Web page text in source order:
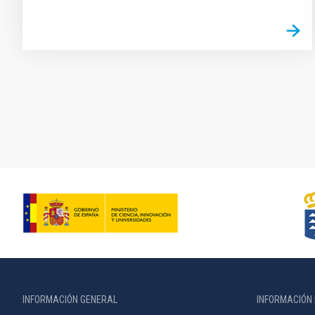
INFORMACIÓN GENERAL INFORMACIÓN